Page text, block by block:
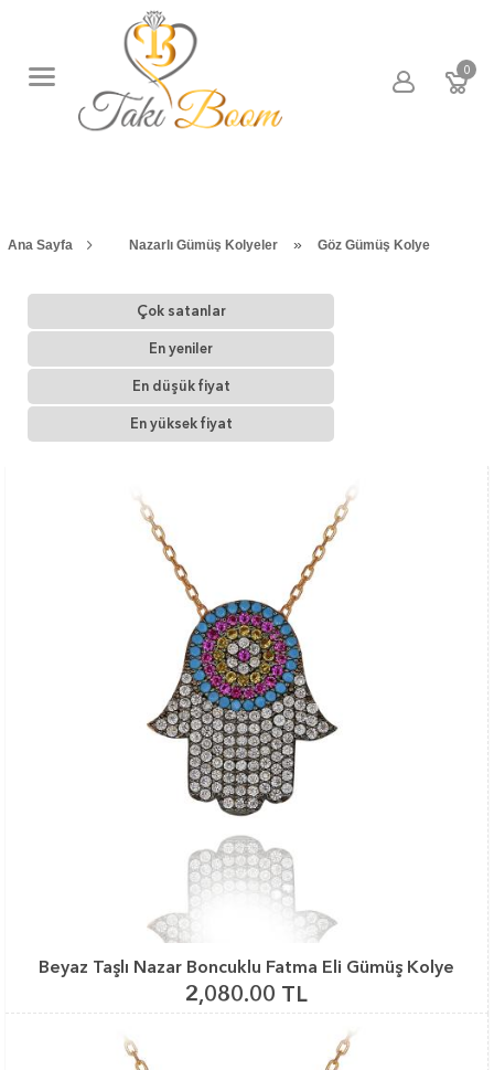
0
Ana Sayfa Nazarlı Gümüş Kolyeler » Göz Gümüş Kolye
Çok satanlar
En yeniler
En düşük fiyat
En yüksek fiyat
Beyaz Taşlı Nazar Boncuklu Fatma Eli Gümüş Kolye
2,080.00 TL